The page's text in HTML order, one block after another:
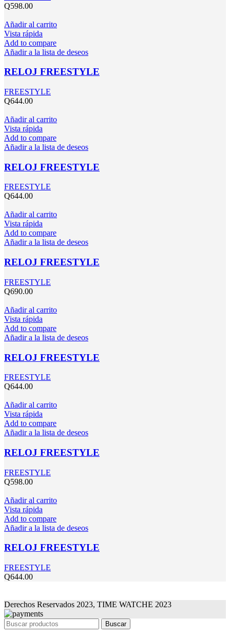
Q598.00
Añadir al carrito
Vista rápida
Add to compare
Añadir a la lista de deseos
RELOJ FREESTYLE
FREESTYLE
Q644.00
Añadir al carrito
Vista rápida
Add to compare
Añadir a la lista de deseos
RELOJ FREESTYLE
FREESTYLE
Q644.00
Añadir al carrito
Vista rápida
Add to compare
Añadir a la lista de deseos
RELOJ FREESTYLE
FREESTYLE
Q690.00
Añadir al carrito
Vista rápida
Add to compare
Añadir a la lista de deseos
RELOJ FREESTYLE
FREESTYLE
Q644.00
Añadir al carrito
Vista rápida
Add to compare
Añadir a la lista de deseos
RELOJ FREESTYLE
FREESTYLE
Q598.00
Añadir al carrito
Vista rápida
Add to compare
Añadir a la lista de deseos
RELOJ FREESTYLE
FREESTYLE
Q644.00
Derechos Reservados 2023, TIME WATCHE 2023
Buscar